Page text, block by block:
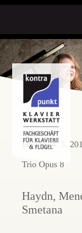
Freitag, 4. 5.
Trio Opus 8
Haydn,
Smetana